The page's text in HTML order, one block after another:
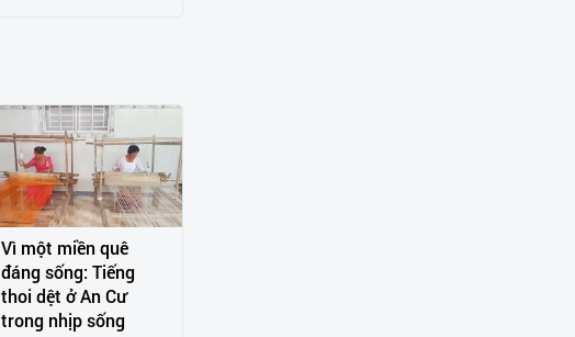
Vì một miền quê
đáng sống: Tiếng
thoi dệt ở An Cư
trong nhịp sống